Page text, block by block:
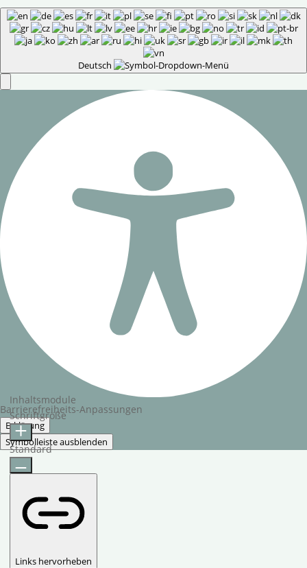
Deutsch
Barrierefreiheits-Anpassungen
Erklärung
Symbolleiste ausblenden
Inhaltsmodule
Schriftgröße
Standard
Links hervorheben